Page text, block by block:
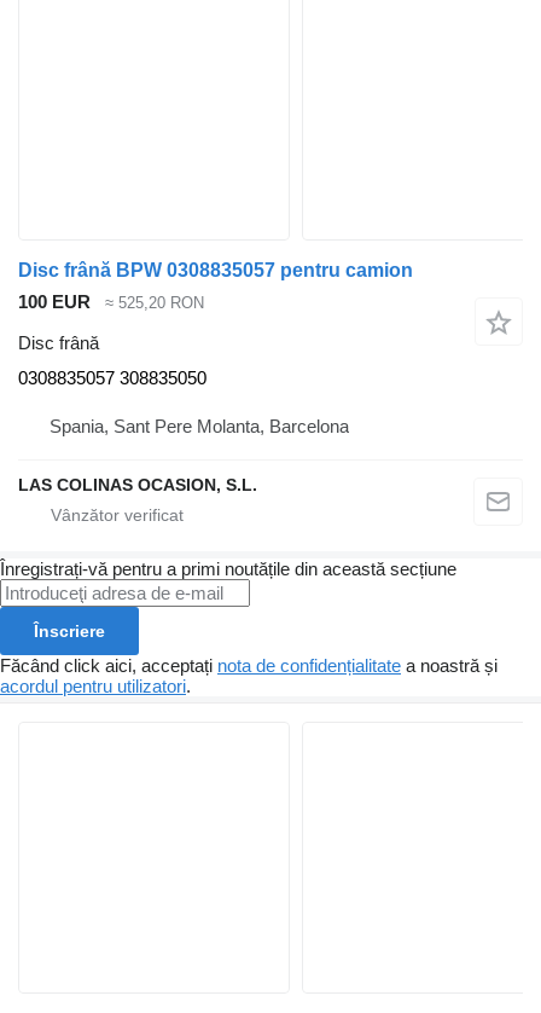
Disc frână BPW 0308835057 pentru camion
100 EUR
≈ 525,20 RON
Disc frână
0308835057 308835050
Spania, Sant Pere Molanta, Barcelona
LAS COLINAS OCASION, S.L.
Înregistrați-vă pentru a primi noutățile din această secțiune
Înscriere
Făcând click aici, acceptați nota de confidențialitate a noastră și
acordul pentru utilizatori.